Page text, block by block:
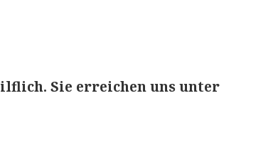
Sie erreichen uns unter